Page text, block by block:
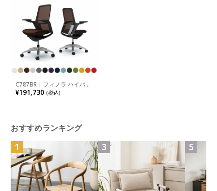
C787BR | フィノラ ハイバッ
ク 座クッション アジャスト
アーム メッキパネル ポリッ
¥191,730 (税込)
おすすめランキング
1 3 5